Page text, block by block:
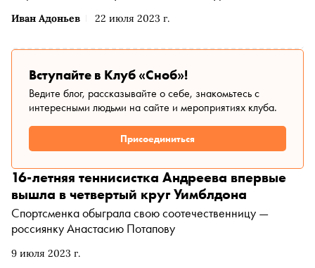
Иван Адоньев 22 июля 2023 г.
Вступайте в Клуб «Сноб»!
Ведите блог, рассказывайте о себе, знакомьтесь с
интересными людьми на сайте и мероприятиях клуба.
Присоединиться
9 июля 2023 г.
16-летняя теннисистка Андреева впервые
вышла в четвертый круг Уимблдона
Спортсменка обыграла свою соотечественницу —
россиянку Анастасию Потапову